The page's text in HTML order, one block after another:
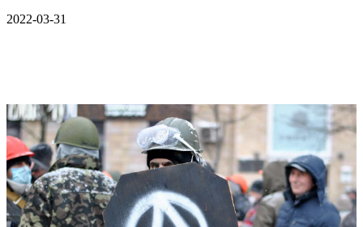
2022-03-31